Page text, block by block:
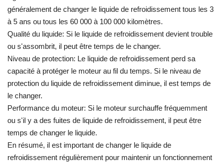
généralement de changer le liquide de refroidissement tous les 3
à 5 ans ou tous les 60 000 à 100 000 kilomètres.
Qualité du liquide: Si le liquide de refroidissement devient trouble
ou s'assombrit, il peut être temps de le changer.
Niveau de protection: Le liquide de refroidissement perd sa
capacité à protéger le moteur au fil du temps. Si le niveau de
protection du liquide de refroidissement diminue, il est temps de
le changer.
Performance du moteur: Si le moteur surchauffe fréquemment
ou s'il y a des fuites de liquide de refroidissement, il peut être
temps de changer le liquide.
En résumé, il est important de changer le liquide de
refroidissement régulièrement pour maintenir un fonctionnement